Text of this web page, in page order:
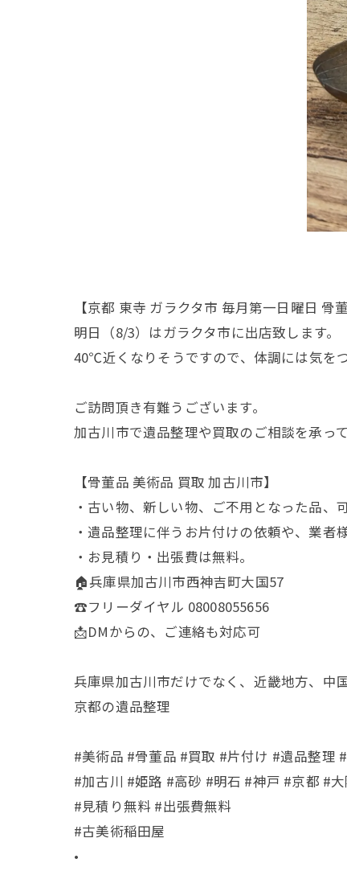
【京都 東寺 ガラクタ市 毎月第一日曜日 骨董
明日（8/3）はガラクタ市に出店致します。
40℃近くなりそうですので、体調には気を
ご訪問頂き有難うございます。
加古川市で遺品整理や買取のご相談を承っ
【骨董品 美術品 買取 加古川市】
・古い物、新しい物、ご不用となった品、
・遺品整理に伴うお片付けの依頼や、業者
・お見積り・出張費は無料。
🏠兵庫県加古川市西神吉町大国57
☎️フリーダイヤル 08008055656
📩DMからの、ご連絡も対応可
兵庫県加古川市だけでなく、近畿地方、中
京都の遺品整理
#美術品 #骨董品 #買取 #片付け #遺品整理
#加古川 #姫路 #高砂 #明石 #神戸 #京都 #
#見積り無料 #出張費無料
#古美術稲田屋
•